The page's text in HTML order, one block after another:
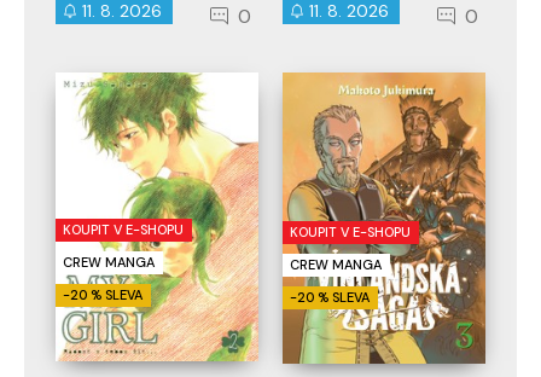
11. 8. 2026 0 11. 8. 2026 0
KOUPIT V E-SHOPU
CREW MANGA
-20 % SLEVA
KOUPIT V E-SHOPU
CREW MANGA
-20 % SLEVA